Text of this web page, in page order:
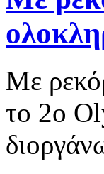
Με
το 2ο